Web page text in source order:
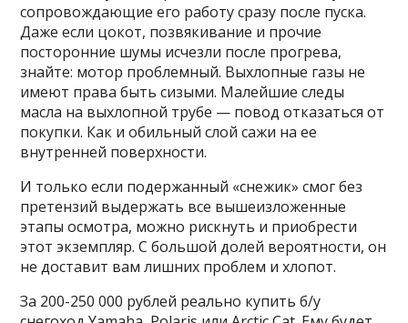
сопровождающие его работу сразу после пуска.
Даже если цокот, позвякивание и прочие
посторонние шумы исчезли после прогрева,
знайте: мотор проблемный. Выхлопные газы не
имеют права быть сизыми. Малейшие следы
масла на выхлопной трубе — повод отказаться от
покупки. Как и обильный слой сажи на ее
внутренней поверхности.
И только если подержанный «снежик» смог без
претензий выдержать все вышеизложенные
этапы осмотра, можно рискнуть и приобрести
этот экземпляр. С большой долей вероятности, он
не доставит вам лишних проблем и хлопот.
За 200-250 000 рублей реально купить б/у